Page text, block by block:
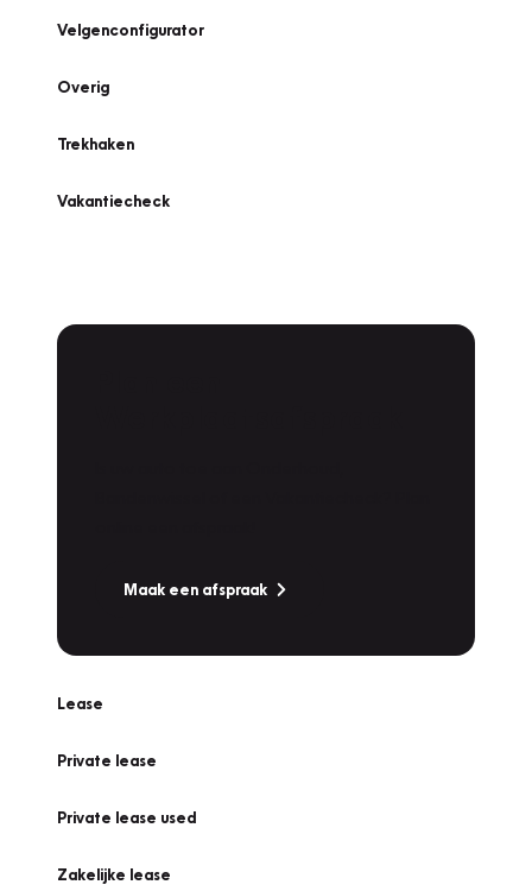
Velgenconfigurator
Overig
Trekhaken
Vakantiecheck
Maak een afspraak
Lease
Private lease
Private lease used
Zakelijke lease